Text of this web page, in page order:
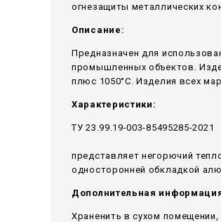
огнезащиты металлических
Описание:
Предназначен для
промышленных объектов.
плюс 1050°С. Изделия всех
Характеристики:
ТУ 23.99.19-003-85495285-2021
представляет негорючий
односторонней обкладкой
Дополнительная
Храненить в сухом